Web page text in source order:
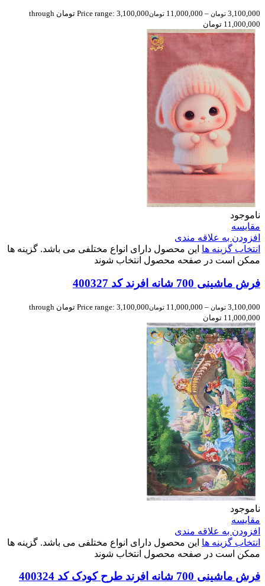
3,100,000 تومان –
11,000,000 تومان
Price range: 3,100,000 تومان through
11,000,000 تومان
ناموجود
مقایسه
افزودن به علاقه مندی
انتخاب گزینه ها این محصول دارای انواع مختلفی می باشد. گزینه ها
ممکن است در صفحه محصول انتخاب شوند
فرش ماشینی 700 شانه افرند كد 400327
3,100,000 تومان –
11,000,000 تومان
Price range: 3,100,000 تومان through
11,000,000 تومان
ناموجود
مقایسه
افزودن به علاقه مندی
انتخاب گزینه ها این محصول دارای انواع مختلفی می باشد. گزینه ها
ممکن است در صفحه محصول انتخاب شوند
فرش ماشینی 700 شانه افرند طرح کودک كد 400324